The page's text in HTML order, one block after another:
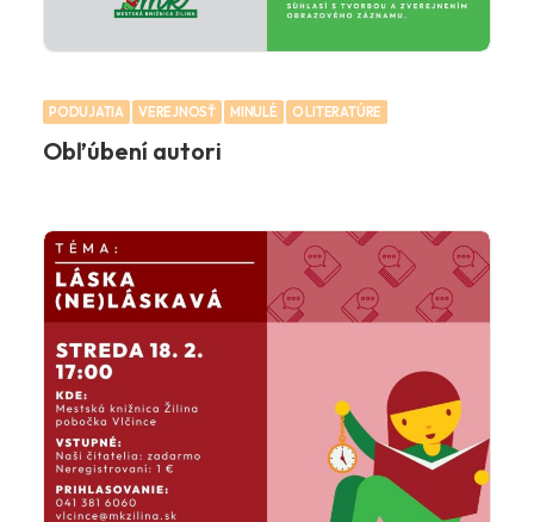
PODUJATIA VEREJNOSŤ MINULÉ O LITERATÚRE
Obľúbení autori